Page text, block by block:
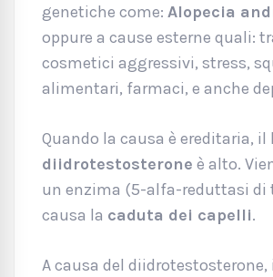
genetiche come: Alopecia
oppure a cause esterne quali:
cosmetici aggressivi, stress,
alimentari, farmaci, e anche
Quando la causa è ereditaria, il
diidrotestosterone è alto.
un enzima (5-alfa-reduttasi di
causa la caduta dei capelli.
A causa del diidrotestosterone,